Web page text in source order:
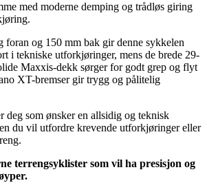
med moderne demping og trådløs giring
foran og 150 mm bak gir denne sykkelen
i tekniske utforkjøringer, mens de brede 29-
Maxxis-dekk sørger for godt grep og flyt
XT-bremser gir trygg og pålitelig
deg som ønsker en allsidig og teknisk
du vil utfordre krevende utforkjøringer eller
terrengsyklister som vil ha presisjon og